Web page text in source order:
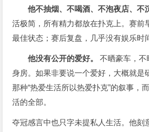
他不抽烟、不喝酒、不泡夜店、不
活极简，所有精力都放在扑克上。赛前
最佳状态；赛后复盘，几乎没有娱乐时
他没有公开的爱好。
不晒豪车，不
身房。如果非要说一个爱好，大概就是
那种“热爱生活所以热爱扑克”的叙事，
活的全部。
夺冠感言中也只字未提私人生活。他刻